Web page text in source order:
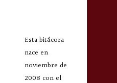
Esta bitácora
nace en
noviembre de
2008 con el